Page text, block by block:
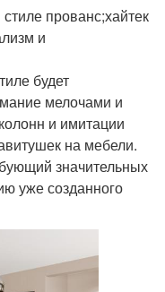
прованс;хайтек
и
будет
мелочами и
и имитации
на мебели.
значительных
уже созданного